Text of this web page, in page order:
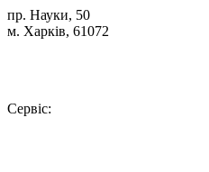
пр. Науки, 50
м. Харків, 61072
Сервіс: